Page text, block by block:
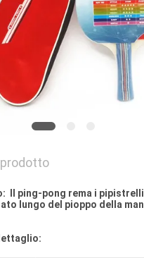
Il ping-pong rema i
lungo del pioppo della